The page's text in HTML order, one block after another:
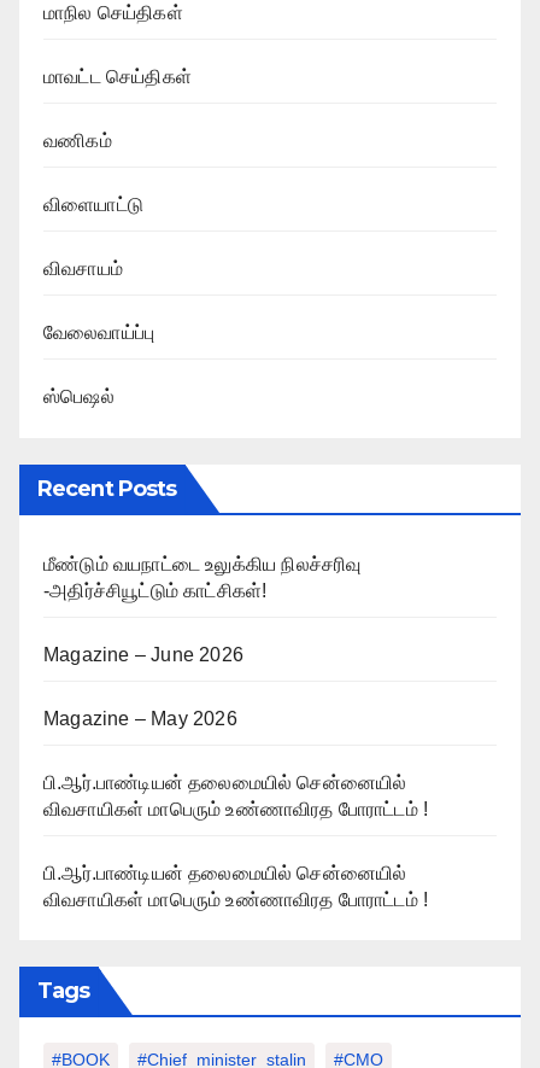
மாநில செய்திகள்
மாவட்ட செய்திகள்
வணிகம்
விளையாட்டு
விவசாயம்
வேலைவாய்ப்பு
ஸ்பெஷல்
Recent Posts
மீண்டும் வயநாட்டை உலுக்கிய நிலச்சரிவு
-அதிர்ச்சியூட்டும் காட்சிகள்!
Magazine – June 2026
Magazine – May 2026
பி.ஆர்.பாண்டியன் தலைமையில் சென்னையில்
விவசாயிகள் மாபெரும் உண்ணாவிரத போராட்டம் !
பி.ஆர்.பாண்டியன் தலைமையில் சென்னையில்
விவசாயிகள் மாபெரும் உண்ணாவிரத போராட்டம் !
Tags
#BOOK #chief_minister_stalin #CMO